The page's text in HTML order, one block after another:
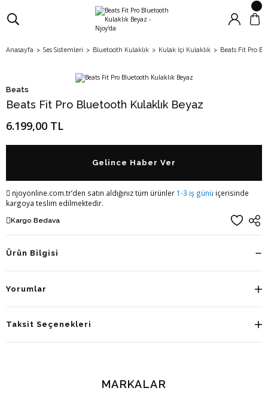
Anasayfa Ses Sistemleri Bluetooth Kulaklık Kulak İçi Kulaklık Beats Fit Pro
Beats
Beats Fit Pro Bluetooth Kulaklık Beyaz
6.199,00 TL
Gelince Haber Ver
njoyonline.com.tr’den satın aldığınız tüm ürünler 1-3 iş günü içerisinde
kargoya teslim edilmektedir.
Kargo Bedava
Ürün Bilgisi
Yorumlar
Taksit Seçenekleri
MARKALAR